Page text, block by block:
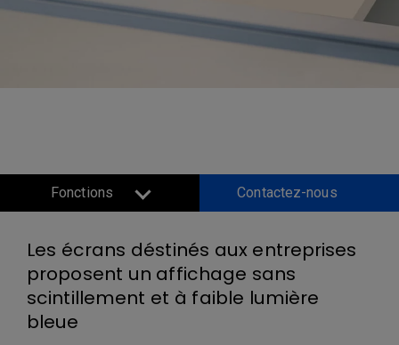
Fonctions Contactez-nous
Les écrans déstinés aux entreprises
proposent un affichage sans
scintillement et à faible lumière
bleue